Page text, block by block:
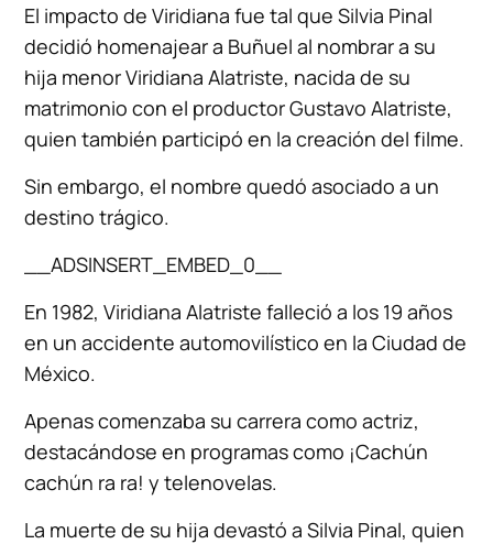
El impacto de Viridiana fue tal que Silvia Pinal
decidió homenajear a Buñuel al nombrar a su
hija menor Viridiana Alatriste, nacida de su
matrimonio con el productor Gustavo Alatriste,
quien también participó en la creación del filme.
Sin embargo, el nombre quedó asociado a un
destino trágico.
__ADSINSERT_EMBED_0__
En 1982, Viridiana Alatriste falleció a los 19 años
en un accidente automovilístico en la Ciudad de
México.
Apenas comenzaba su carrera como actriz,
destacándose en programas como ¡Cachún
cachún ra ra! y telenovelas.
La muerte de su hija devastó a Silvia Pinal, quien